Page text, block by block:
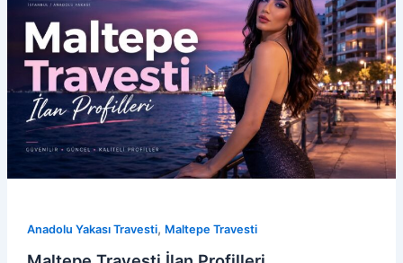
Anadolu Yakası Travesti, Maltepe Travesti